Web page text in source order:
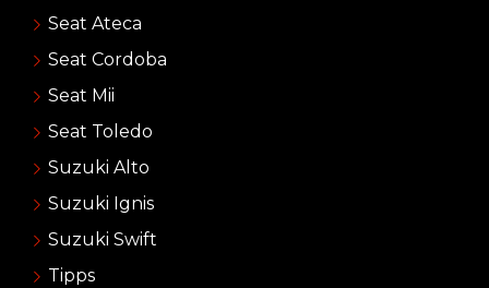
Seat Ateca
Seat Cordoba
Seat Mii
Seat Toledo
Suzuki Alto
Suzuki Ignis
Suzuki Swift
Tipps